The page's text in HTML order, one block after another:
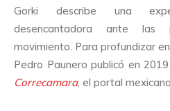
Gorki describe una
desencantadora ante las
movimiento. Para profundizar
Pedro Paunero publicó en
Correcamara, el portal